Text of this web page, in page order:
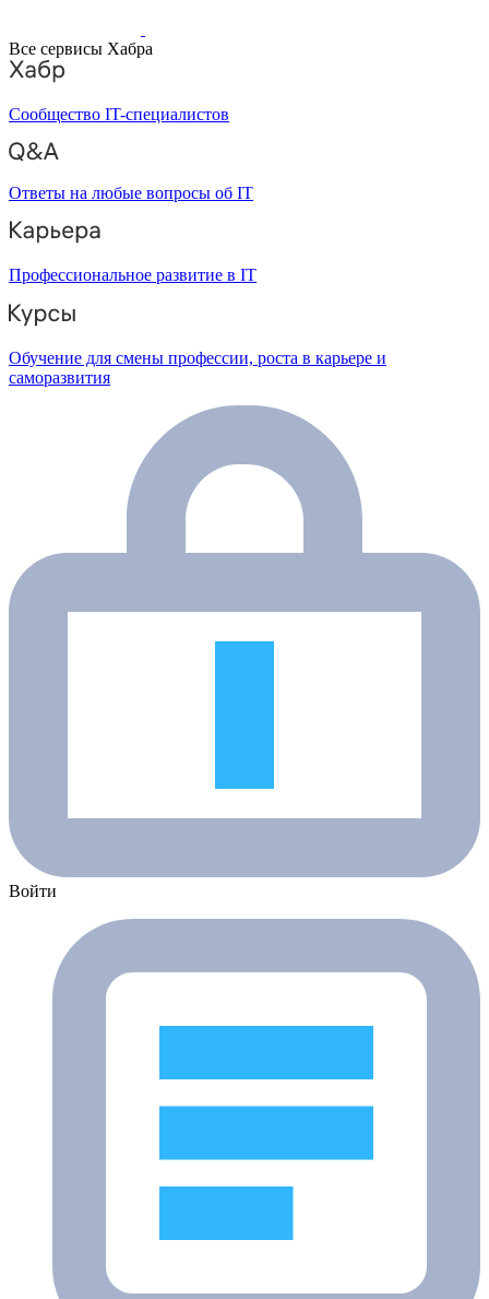
Все сервисы Хабра
Сообщество IT-специалистов
Ответы на любые вопросы об IT
Профессиональное развитие в IT
Обучение для смены профессии, роста в карьере и
саморазвития
Войти